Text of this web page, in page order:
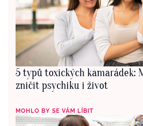
5 typů toxických kamarádek:
zničit psychiku i život
MOHLO BY SE VÁM LÍBIT